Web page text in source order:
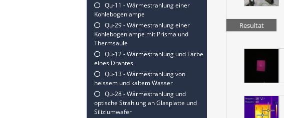
Qu-11 - Wärmestrahlung einer
Kohlebogenlampe
Qu-29 - Wärmestrahlung einer
Kohlebogenlampe mit Prisma und
Thermsäule
Qu-12 - Wärmestrahlung und Farbe
eines Drahtes
Qu-13 - Wärmestrahlung von
heissem und kaltem Wasser
Qu-28 - Wärmestrahlung und
optische Strahlung an Glasplatte und
Siliziumwafer
Resultat